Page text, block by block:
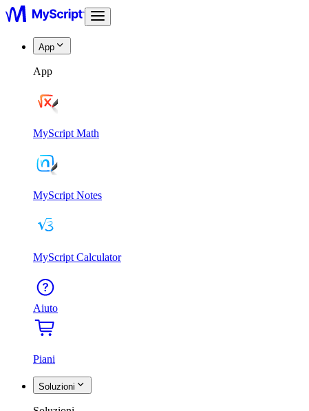
App
App
MyScript Math
MyScript Notes
MyScript Calculator
Aiuto
Piani
Soluzioni